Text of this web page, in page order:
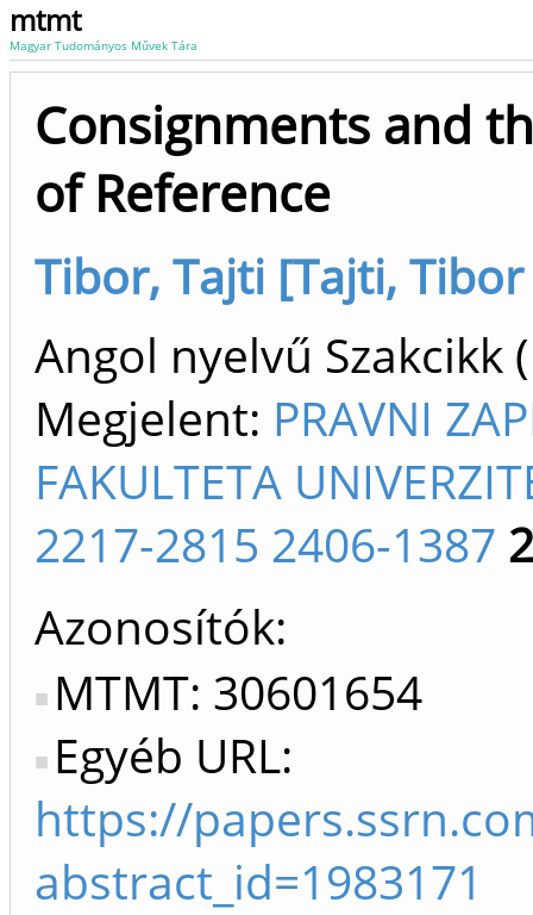
mtmt
Magyar Tudományos Művek Tára
Consignments and
of Reference
Tibor, Tajti [Tajti, Tibor
Angol nyelvű
Megjelent: PRAVNI
FAKULTETA
2217-2815 2406-1387 2
Azonosítók
MTMT: 30601654
Egyéb URL:
https://
abstract_id=1983171